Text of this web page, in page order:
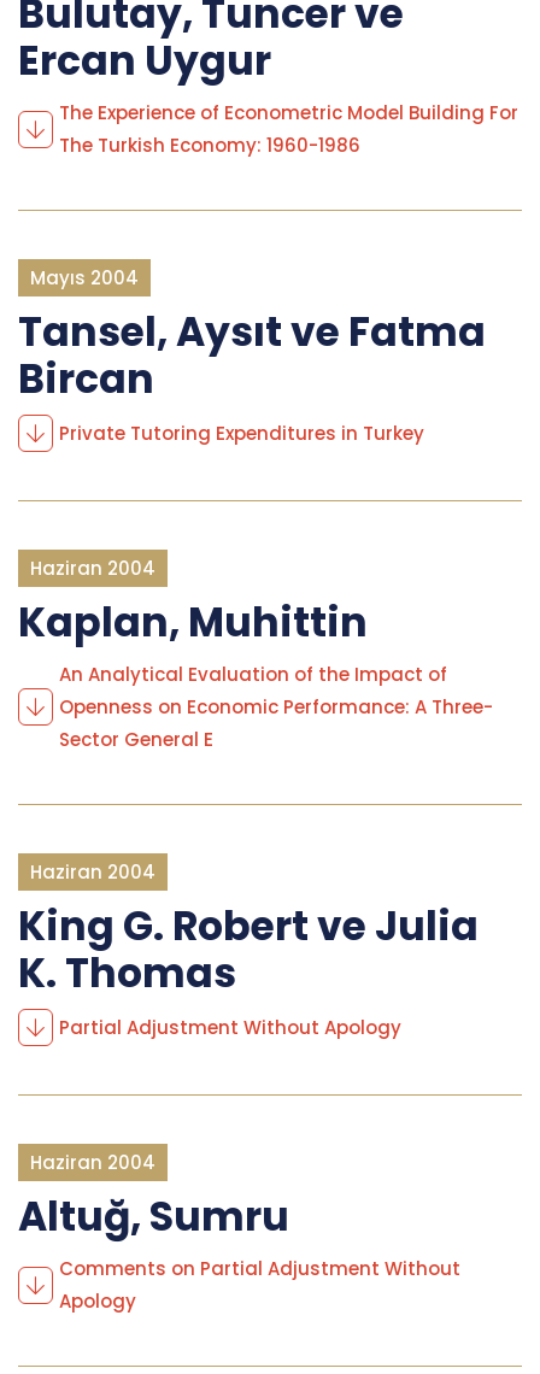
Bulutay, Tuncer ve
Ercan Uygur
The Experience of Econometric Model Building For
The Turkish Economy: 1960-1986
Mayıs 2004
Tansel, Aysıt ve Fatma
Bircan
Private Tutoring Expenditures in Turkey
Haziran 2004
Kaplan, Muhittin
An Analytical Evaluation of the Impact of
Openness on Economic Performance: A Three-
Sector General E
Haziran 2004
King G. Robert ve Julia
K. Thomas
Partial Adjustment Without Apology
Haziran 2004
Altuğ, Sumru
Comments on Partial Adjustment Without
Apology